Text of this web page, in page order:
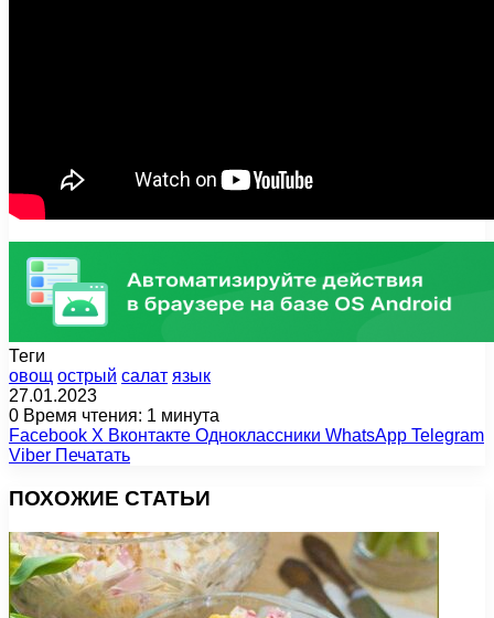
Теги
овощ острый салат язык
27.01.2023
0 Время чтения: 1 минута
Facebook X Вконтакте Одноклассники WhatsApp Telegram
Viber Печатать
ПОХОЖИЕ СТАТЬИ